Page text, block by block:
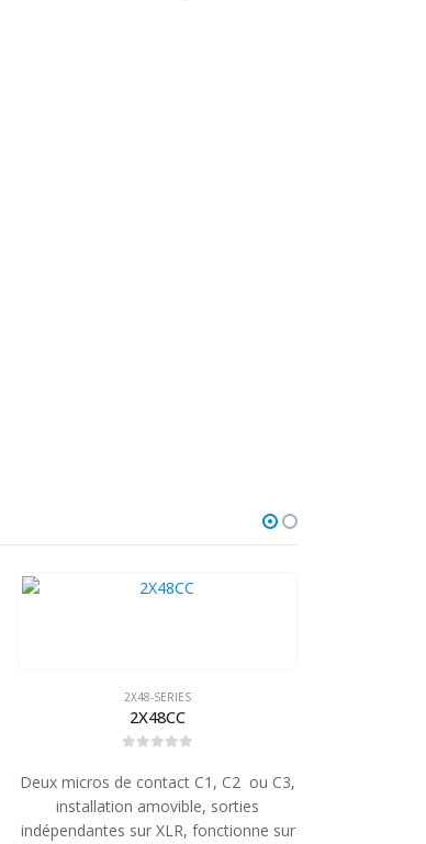
2X48-SERIES
2X48CC
Deux micros de contact C1, C2 ou C3,
installation amovible, sorties
indépendantes sur XLR, fonctionne sur